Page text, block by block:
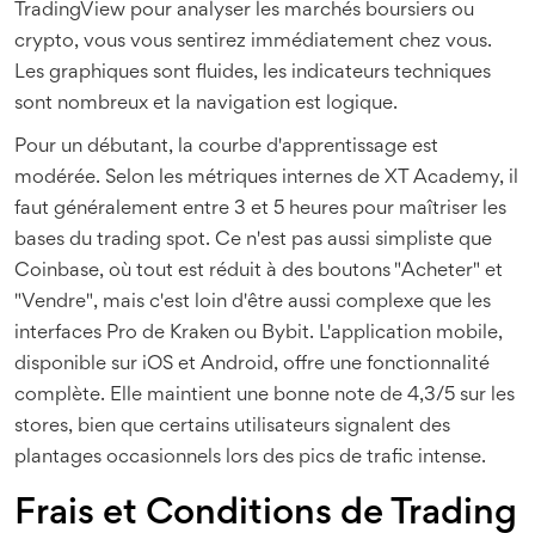
TradingView pour analyser les marchés boursiers ou
crypto, vous vous sentirez immédiatement chez vous.
Les graphiques sont fluides, les indicateurs techniques
sont nombreux et la navigation est logique.
Pour un débutant, la courbe d'apprentissage est
modérée. Selon les métriques internes de XT Academy, il
faut généralement entre 3 et 5 heures pour maîtriser les
bases du trading spot. Ce n'est pas aussi simpliste que
Coinbase, où tout est réduit à des boutons "Acheter" et
"Vendre", mais c'est loin d'être aussi complexe que les
interfaces Pro de Kraken ou Bybit. L'application mobile,
disponible sur iOS et Android, offre une fonctionnalité
complète. Elle maintient une bonne note de 4,3/5 sur les
stores, bien que certains utilisateurs signalent des
plantages occasionnels lors des pics de trafic intense.
Frais et Conditions de Trading